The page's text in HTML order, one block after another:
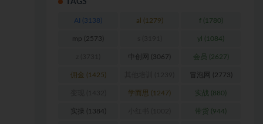
AI (3138) al (1279) f(1780)
mp (2573) yl (1084)
中创网 (3067) 会员 (2627)
佣金 (1425) 冒泡网 (2773)
学而思 (1247) 实战 (880)
实操 (1384) 带货 (944)